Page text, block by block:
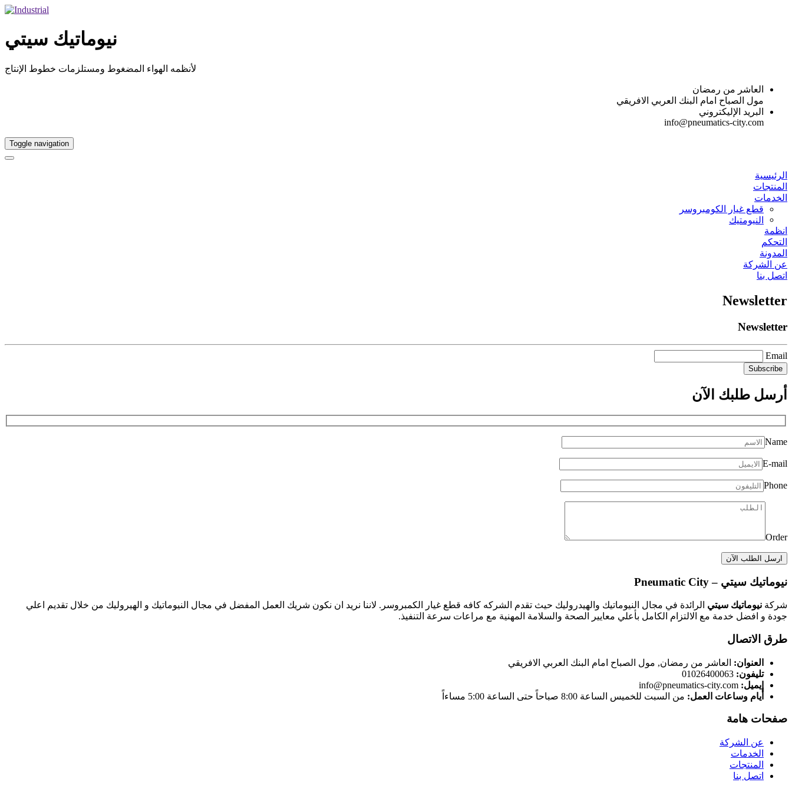
نيوماتيك سيتي
لأنظمه الهواء المضغوط ومستلزمات خطوط الإنتاج
العاشر من رمضان
مول الصباح امام البنك العربي الافريقي
البريد الإليكتروني
info@pneumatics-city.com
Toggle navigation
الرئيسية
المنتجات
الخدمات
قطع غيار الكومبروسر
النيومتيك
انظمة
التحكم
المدونة
عن الشركة
اتصل بنا
Newsletter
Newsletter
Email
أرسل طلبك الآن
Name
E-mail
Phone
Order
نيوماتيك سيتي – Pneumatic City
شركة نيوماتيك سيتي الرائدة في مجال النيوماتيك والهيدروليك حيث تقدم الشركه كافه قطع غيار الكمبروسر. لاننا نريد ان نكون شريك العمل المفضل في مجال النيوماتيك و الهيروليك من خلال تقديم اعلي
جودة و افضل خدمة مع الالتزام الكامل بأعلي معايير الصحة والسلامة المهنية مع مراعات سرعة التنفيذ.
طرق الاتصال
العنوان: العاشر من رمضان, مول الصباح امام البنك العربي الافريقي
تليفون: 01026400063
إيميل: info@pneumatics-city.com
أيام وساعات العمل: من السبت للخميس الساعة 8:00 صباحاً حتى الساعة 5:00 مساءاً
صفحات هامة
عن الشركة
الخدمات
المنتجات
اتصل بنا